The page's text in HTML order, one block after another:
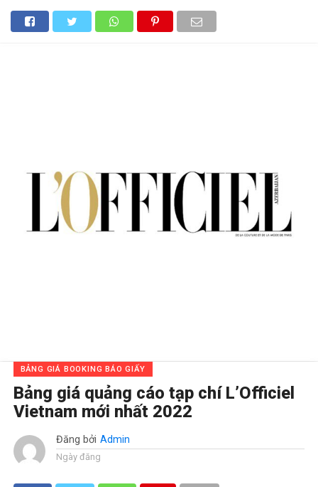
BẢNG GIÁ BOOKING BÁO GIẤY
Bảng giá quảng cáo tạp chí L’Officiel
Vietnam mới nhất 2022
Đăng bởi Admin
Ngày đăng